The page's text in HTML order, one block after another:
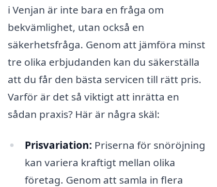
i Venjan är inte bara en fråga om
bekvämlighet, utan också en
säkerhetsfråga. Genom att jämföra minst
tre olika erbjudanden kan du säkerställa
att du får den bästa servicen till rätt pris.
Varför är det så viktigt att inrätta en
sådan praxis? Här är några skäl:
Prisvariation: Priserna för snöröjning
kan variera kraftigt mellan olika
företag. Genom att samla in flera